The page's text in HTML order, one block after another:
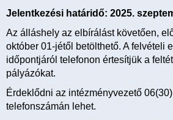
Jelentkezési határidő: 2025.
Az álláshely az elbírálást követően,
október 01-jétől betölthető. A felvételi
időpontjáról telefonon értesítjük a
pályázókat.
Érdeklődni az intézményvezető
telefonszámán lehet.